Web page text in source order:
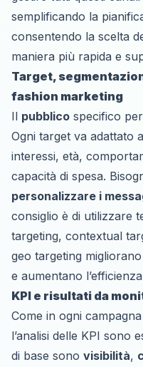
semplificando la
consentendo la scelta
maniera più rapida e
Target,
fashion marketing
Il pubblico specifico
Ogni target va adattato
interessi, età,
capacità di spesa.
personalizzare i
consiglio è di utilizzare
targeting, contextual
geo targeting
e aumentano
KPI e risultati da
Come in ogni
l’analisi delle KPI sono
di base sono visibilità,